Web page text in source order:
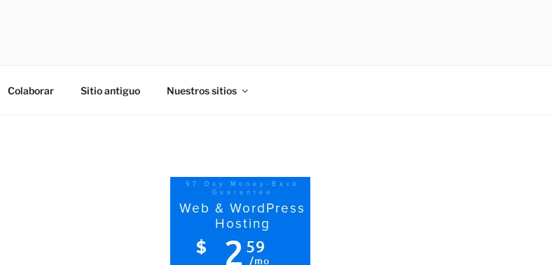
Colaborar Sitio antiguo Nuestros sitios